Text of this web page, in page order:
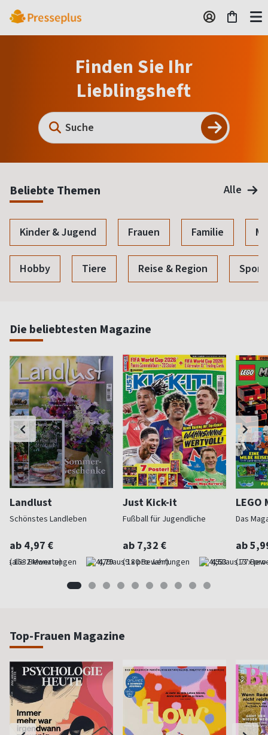
Finden Sie Ihr
Lieblingsheft
Beliebte Themen Alle
Kinder & Jugend Frauen Familie
Hobby Tiere Reise & Region Sport
Die beliebtesten Magazine
Landlust
Schönstes Landleben
ab 4,97 €
(alle 2 Monate) 4,79
Just Kick-it
Fußball für Jugendliche
ab 7,32 €
(9 x pro Jahr) 4,53
LEGO
Das
ab
(13 x
Top-Frauen Magazine